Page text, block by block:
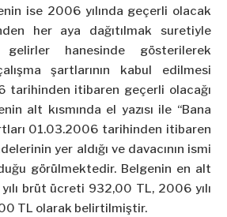
ise 2006 yılında geçerli olacak
her aya dağıtılmak suretiyle
hanesinde gösterilerek
şartlarının kabul edilmesi
tarihinden itibaren geçerli olacağı
alt kısmında el yazısı ile “Bana
01.03.2006 tarihinden itibaren
yer aldığı ve davacının ismi
görülmektedir. Belgenin en alt
brüt ücreti 932,00 TL, 2006 yılı
TL olarak belirtilmiştir.